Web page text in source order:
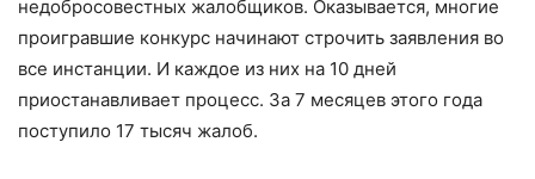
недобросовестных жалобщиков. Оказывается, многие
проигравшие конкурс начинают строчить заявления во
все инстанции. И каждое из них на 10 дней
приостанавливает процесс. За 7 месяцев этого года
поступило 17 тысяч жалоб.